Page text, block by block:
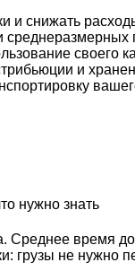
и снижать
своего
и
время
не нужно